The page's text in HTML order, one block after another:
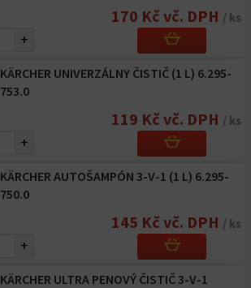
170 Kč vč. DPH / ks
+
KÄRCHER UNIVERZÁLNY ČISTIČ (1 L) 6.295-
753.0
119 Kč vč. DPH / ks
+
KÄRCHER AUTOŠAMPÓN 3-V-1 (1 L) 6.295-
750.0
145 Kč vč. DPH / ks
+
KÄRCHER ULTRA PENOVÝ ČISTIČ 3-V-1